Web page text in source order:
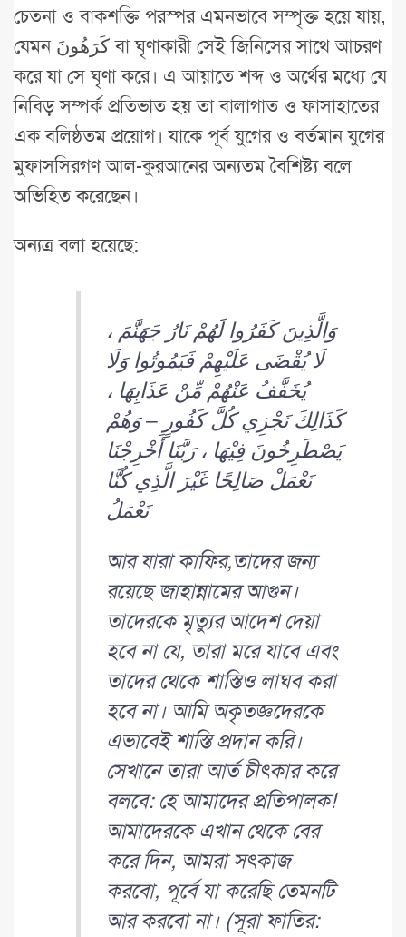
চেতনা ও বাকশক্তি পরস্পর এমনভাবে সম্পৃক্ত হয়ে যায়,
যেমন كَرَهُونَ বা ঘৃণাকারী সেই জিনিসের সাথে আচরণ
করে যা সে ঘৃণা করে। এ আয়াতে শব্দ ও অর্থের মধ্যে যে
নিবিড় সম্পর্ক প্রতিভাত হয় তা বালাগাত ও ফাসাহাতের
এক বলিষ্ঠতম প্রয়োগ। যাকে পূর্ব যুগের ও বর্তমান যুগের
মুফাসসিরগণ আল-কুরআনের অন্যতম বৈশিষ্ট্য বলে
অভিহিত করেছেন।
অন্যত্র বলা হয়েছে:
وَالَّذِينَ كَفَرُوا لَهُمْ نَارُ جَهَنَّمَ ،
لَا يُقْضَى عَلَيْهِمْ فَيَمُوتُوا وَلَا
يُخَفَّفُ عَنْهُمْ مِّنْ عَذَابِهَا ،
كَذَالِكَ نَجْزِي كُلَّ كَفُورٍ – وَهُمْ
يَصْطَرِخُونَ فِيْهَا ، رَبَّنَا أَخْرِجْنَا
نَعْمَلْ صَالِحًا غَيْرَ الَّذِي كُنَّا
نَعْمَلُ
আর যারা কাফির,তাদের জন্য
রয়েছে জাহান্নামের আগুন।
তাদেরকে মৃত্যুর আদেশ দেয়া
হবে না যে, তারা মরে যাবে এবং
তাদের থেকে শাস্তিও লাঘব করা
হবে না। আমি অকৃতজ্ঞদেরকে
এভাবেই শাস্তি প্রদান করি।
সেখানে তারা আর্ত চীৎকার করে
বলবে: হে আমাদের প্রতিপালক!
আমাদেরকে এখান থেকে বের
করে দিন, আমরা সৎকাজ
করবো, পূর্বে যা করেছি তেমনটি
আর করবো না। (সূরা ফাতির: